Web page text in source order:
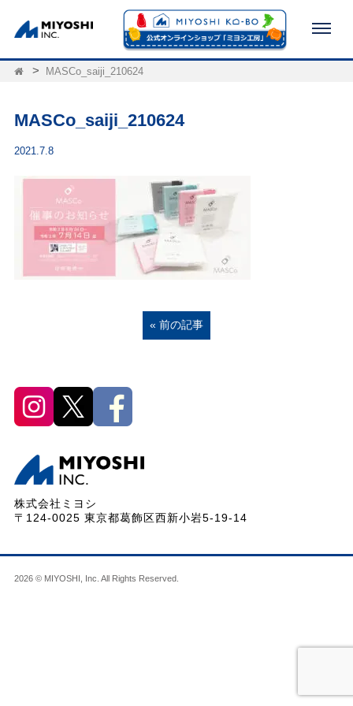
MASCo_saiji_210624
MASCo_saiji_210624
2021.7.8
« 前の記事
株式会社ミヨシ
〒124-0025 東京都葛飾区西新小岩5-19-14
2026 © MIYOSHI, Inc. All Rights Reserved.